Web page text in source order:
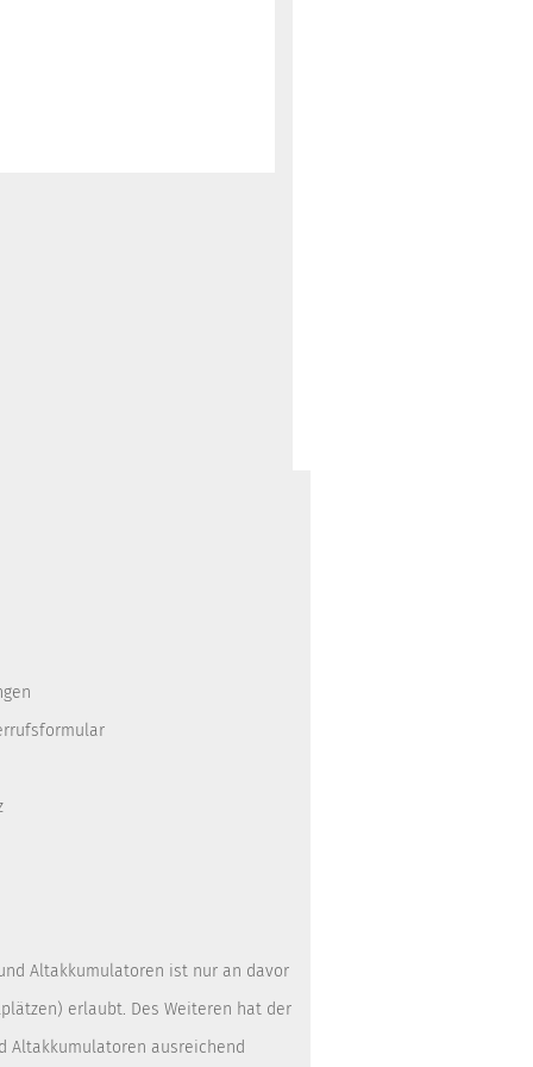
Altakkumulatoren ist nur an davor
erlaubt. Des Weiteren hat der
Altakkumulatoren ausreichend